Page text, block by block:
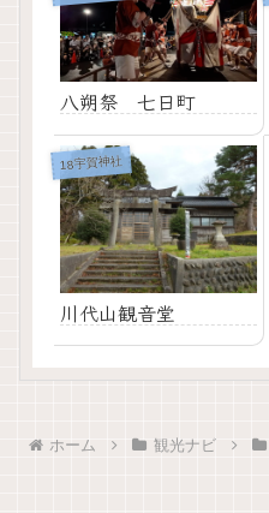
八朔祭 七日町
18宇賀神社
川代山観音堂
ホーム 観光ナビ